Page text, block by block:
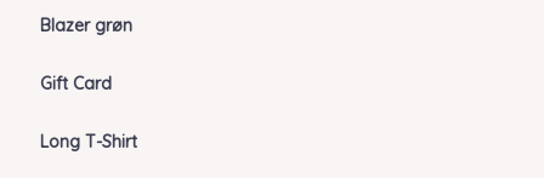
Blazer grøn
Gift Card
Long T-Shirt